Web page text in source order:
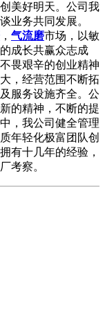
美好明天。公司我
业务共同发展。
， 气流磨市场，以敏
成长共赢众志成
畏艰辛的创业精神
，经营范围不断拓
服务设施齐全。公
的精神，不断的提
，我公司健全管理
年轻化极富团队创
有十几年的经验，
考察。